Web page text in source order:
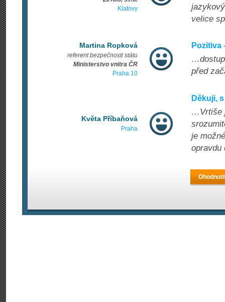
Klatovy
velice
Martina Ropková
referent bezpečnosti státu
Ministerstvo vnitra ČR
Praha 10
před
Květa Příbaňová
Praha
Děkuji,
…Vrtiše
je
opravdu